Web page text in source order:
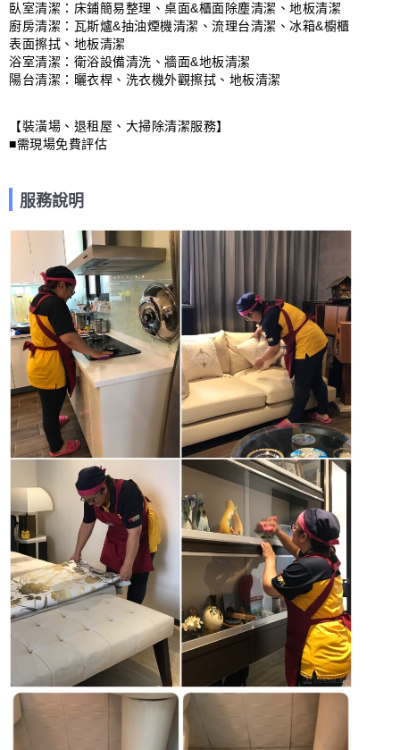
臥室清潔：床鋪簡易整理、桌面&櫃面除塵清潔、地板清潔
廚房清潔：瓦斯爐&抽油煙機清潔、流理台清潔、冰箱&櫥櫃
表面擦拭、地板清潔
浴室清潔：衛浴設備清洗、牆面&地板清潔
陽台清潔：曬衣桿、洗衣機外觀擦拭、地板清潔
【裝潢場、退租屋、大掃除清潔服務】
■需現場免費評估
服務說明